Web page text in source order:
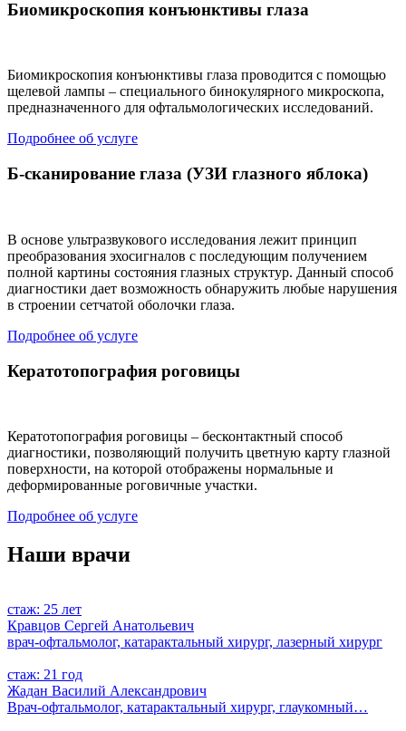
Биомикроскопия конъюнктивы глаза
Биомикроскопия конъюнктивы глаза проводится с помощью
щелевой лампы – специального бинокулярного микроскопа,
предназначенного для офтальмологических исследований.
Подробнее об услуге
Б-сканирование глаза (УЗИ глазного яблока)
В основе ультразвукового исследования лежит принцип
преобразования эхосигналов с последующим получением
полной картины состояния глазных структур. Данный способ
диагностики дает возможность обнаружить любые нарушения
в строении сетчатой оболочки глаза.
Подробнее об услуге
Кератотопография роговицы
Кератотопография роговицы – бесконтактный способ
диагностики, позволяющий получить цветную карту глазной
поверхности, на которой отображены нормальные и
деформированные роговичные участки.
Подробнее об услуге
Наши врачи
стаж: 25 лет
Кравцов Сергей Анатольевич
врач-офтальмолог, катарактальный хирург, лазерный хирург
стаж: 21 год
Жадан Василий Александрович
Врач-офтальмолог, катарактальный хирург, глаукомный…